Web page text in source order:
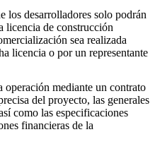
los desarrolladores solo podrán
licencia de construcción
sea realizada
licencia o por un representante
mediante un contrato
del proyecto, las generales
como las especificaciones
financieras de la